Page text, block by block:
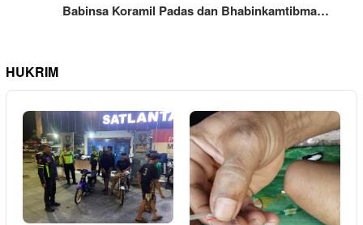
Babinsa Koramil Padas dan Bhabinkamtibma…
HUKRIM